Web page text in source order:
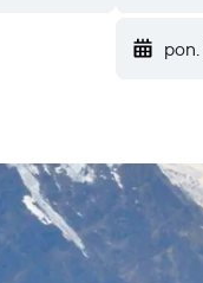
pon.